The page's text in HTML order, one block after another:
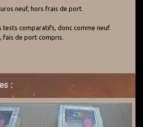
neuf, hors frais de port.
tests comparatifs, donc comme neuf.
fais de port compris.
: